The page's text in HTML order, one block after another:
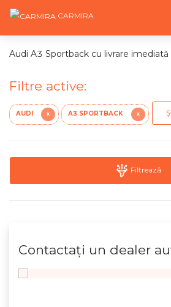
CARMIRA
Audi A3 Sportback cu livrare imediată
Filtre active:
AUDI X A3 SPORTBACK X
Filtrează
Contactaţi un dealer